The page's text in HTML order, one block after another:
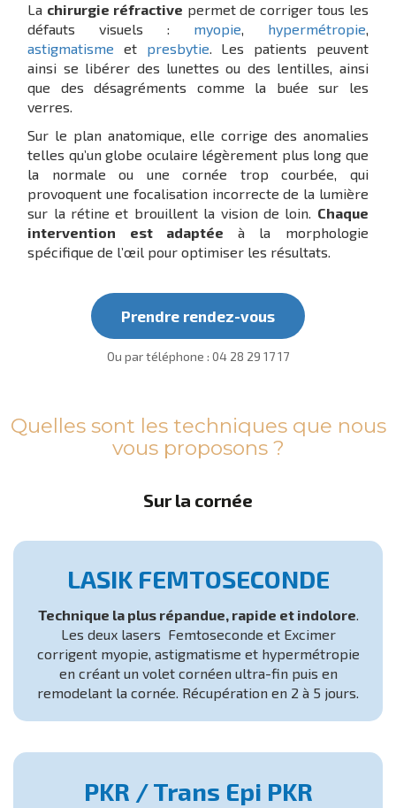
La chirurgie réfractive permet de corriger tous les
défauts visuels : myopie, hypermétropie,
astigmatisme et presbytie. Les patients peuvent
ainsi se libérer des lunettes ou des lentilles, ainsi
que des désagréments comme la buée sur les
verres.
Sur le plan anatomique, elle corrige des anomalies
telles qu’un globe oculaire légèrement plus long que
la normale ou une cornée trop courbée, qui
provoquent une focalisation incorrecte de la lumière
sur la rétine et brouillent la vision de loin. Chaque
intervention est adaptée à la morphologie
spécifique de l’œil pour optimiser les résultats.
Prendre rendez-vous
Ou par téléphone : 04 28 29 17 17
Quelles sont les techniques que nous
vous proposons ?
Sur la cornée
LASIK FEMTOSECONDE
Technique la plus répandue, rapide et indolore.
Les deux lasers Femtoseconde et Excimer
corrigent myopie, astigmatisme et hypermétropie
en créant un volet cornéen ultra-fin puis en
remodelant la cornée. Récupération en 2 à 5 jours.
PKR / Trans Epi PKR